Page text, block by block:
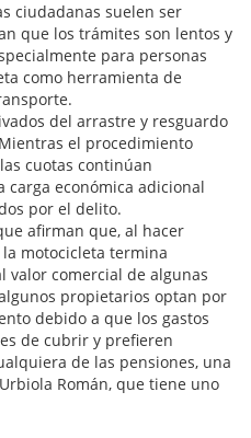
ciudadanas suelen ser
que los trámites son lentos y
para personas
como herramienta de
del arrastre y resguardo
el procedimiento
cuotas continúan
carga económica adicional
por el delito.
afirman que, al hacer
motocicleta termina
valor comercial de algunas
propietarios optan por
debido a que los gastos
de cubrir y prefieren
de las pensiones, una
Román, que tiene uno